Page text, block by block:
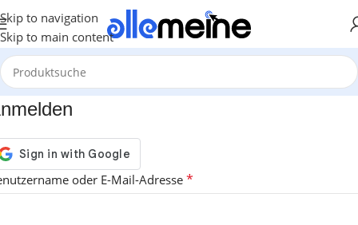
Skip to navigation
Skip to main content
oder E-Mail-Adresse *